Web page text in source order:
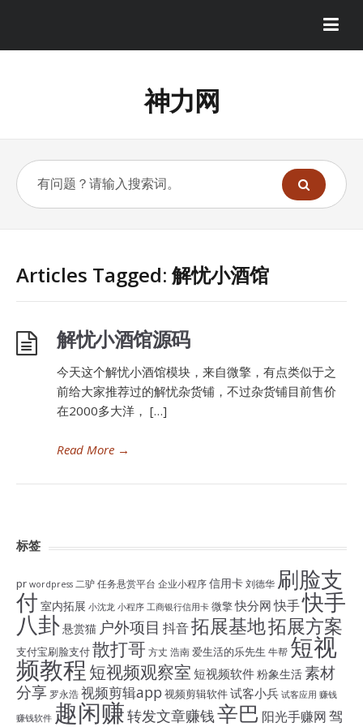
神力网
Articles Tagged: 解忧小酒馆
解忧小酒馆源码
今天这个解忧小酒馆模块，来自微擎，有点类似于之
前给大家推荐过的解忧杂货铺，不过杂货铺目前售价
在2000多大洋， […]
Read More →
标签
pr wordpress 二驴任务悬赏平台 企业小程序信用卡刘德华 刷脸支
付 室内拓展 小沈龙 小程序 工商银行信用卡 微擎快分网 快手快手
八卦悬赏猫 户外项目 抖音拓展基地拓展方案
支付宝刷脸支付散打哥 方丈 浩南爱生活的乐先生 牛帮 短视
频教程 短视频观察室 短视频软件粉象生活素材
分享 罗永浩视频剪辑app 视频剪辑软件试客小兵 试客应用 赚钱
赚钱软件 趣闲赚转发文章赚钱辛巴 阳光手赚网驾